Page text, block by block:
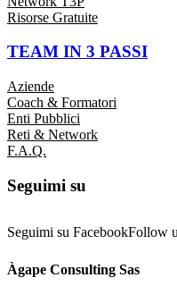
Risorse Gratuite
TEAM IN 3 PASSI
Aziende
Coach & Formatori
Enti Pubblici
Reti & Network
F.A.Q.
Seguimi su
Seguimi su FacebookFollow
Àgape Consulting Sas